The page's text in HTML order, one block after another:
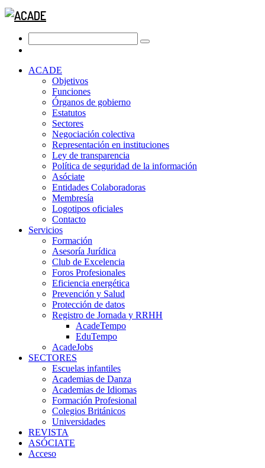
ACADE
Objetivos
Funciones
Órganos de gobierno
Estatutos
Sectores
Negociación colectiva
Representación en instituciones
Ley de transparencia
Política de seguridad de la información
Asóciate
Entidades Colaboradoras
Membresía
Logotipos oficiales
Contacto
Servicios
Formación
Asesoría Jurídica
Club de Excelencia
Foros Profesionales
Eficiencia energética
Prevención y Salud
Protección de datos
Registro de Jornada y RRHH
AcadeTempo
EduTempo
AcadeJobs
SECTORES
Escuelas infantiles
Academias de Danza
Academias de Idiomas
Formación Profesional
Colegios Británicos
Universidades
REVISTA
ASÓCIATE
Acceso